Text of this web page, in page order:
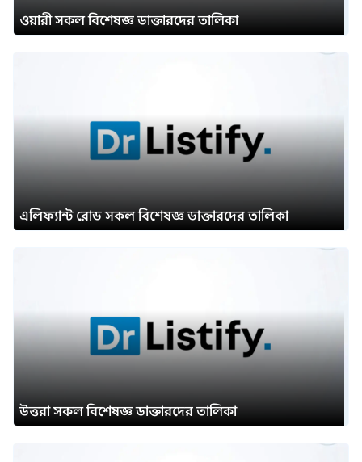
ওয়ারী সকল বিশেষজ্ঞ ডাক্তারদের তালিকা
এলিফ্যান্ট রোড সকল বিশেষজ্ঞ ডাক্তারদের তালিকা
উত্তরা সকল বিশেষজ্ঞ ডাক্তারদের তালিকা